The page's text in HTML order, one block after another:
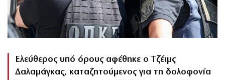
Ελεύθερος υπό όρους αφέθηκε ο Τζέιμς
Δαλαμάγκας, καταζητούμενος για τη δολοφονία